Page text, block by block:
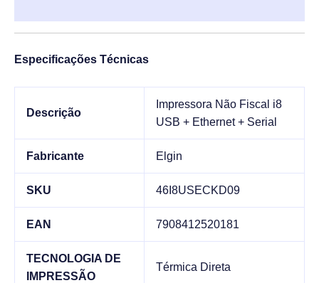
Especificações Técnicas
Descrição
Impressora Não Fiscal i8
USB + Ethernet + Serial
Fabricante Elgin
SKU 46I8USECKD09
EAN 7908412520181
TECNOLOGIA DE
IMPRESSÃO
Térmica Direta